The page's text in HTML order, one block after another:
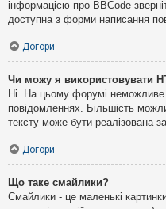
інформацією про BBCode
доступна з форми написання
Догори
Чи можу я використовувати
Ні. На цьому форумі
повідомленнях. Більшість
тексту може бути реалізована
Догори
Що таке смайлики?
Смайлики - це маленькі